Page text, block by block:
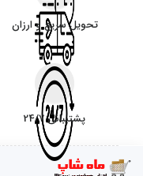
تحویل سریع و ارزان
پشتیبانی 24/7